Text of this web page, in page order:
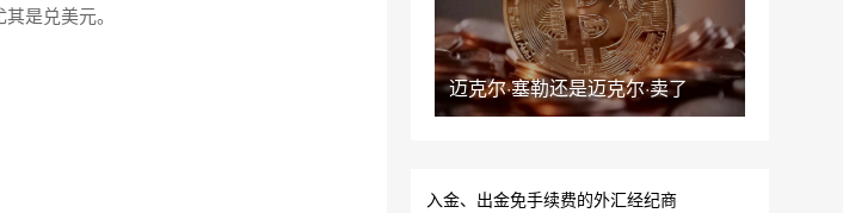
是兑美元。
迈克尔·塞勒还是迈克尔·卖了
入金、出金免手续费的外汇经纪商